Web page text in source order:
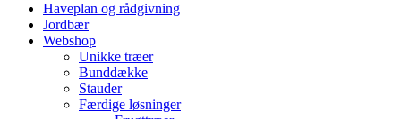
Haveplan og rådgivning
Jordbær
Webshop
Unikke træer
Bunddække
Stauder
Færdige løsninger